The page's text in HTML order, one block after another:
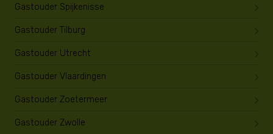
Gastouder Spijkenisse
Gastouder Tilburg
Gastouder Utrecht
Gastouder Vlaardingen
Gastouder Zoetermeer
Gastouder Zwolle